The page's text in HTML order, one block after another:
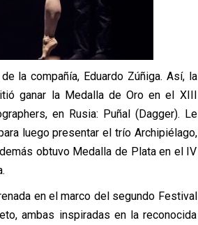
la compañía, Eduardo Zúñiga. Así, la
ganar la Medalla de Oro en el XIII
en Rusia: Puñal (Dagger). Le
luego presentar el trío Archipiélago,
obtuvo Medalla de Plata en el IV
en el marco del segundo Festival
ambas inspiradas en la reconocida